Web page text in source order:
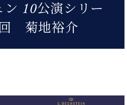
10公演シリー
菊地裕介